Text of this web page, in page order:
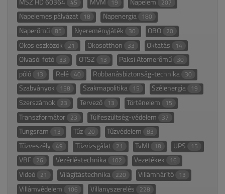
45 19 207
Napelemes pályázat 18 Napenergia 180
Naperőmű 85 Nyereményjáték 30 OBO 20
Okos eszközök 21 Okosotthon 33 Oktatás 14
Olvasói fotó 33 OTSZ 13 Paksi Atomerőmű 30
póló 13 Relé 40 Robbanásbiztonság-technika 30
Szabványok 158 Szakmapolitika 15 Szélenergia 19
Szerszámok 23 Tervező 13 Történelem 15
Transzformátor 23 Túlfeszültség-védelem 37
Tungsram 13 Tűz 20 Tűzvédelem 83
Tűzveszély 49 Tűzvizsgálat 21 TvMI 18 UPS 15
VBF 26 Vezérléstechnika 102 Vezetékek 16
Videó 21 Világítástechnika 220 Villámhárító 13
Villámvédelem 106 Villanyszerelés 228